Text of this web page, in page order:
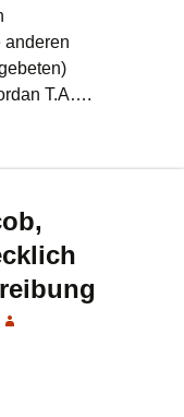
anderen
T.A….